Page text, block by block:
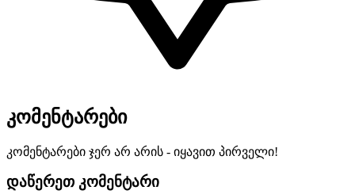
კომენტარები
კომენტარები ჯერ არ არის - იყავით პირველი!
დაწერეთ კომენტარი